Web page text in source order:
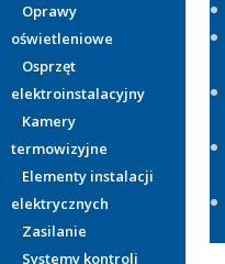
Oprawy
oświetleniowe
Osprzęt
elektroinstalacyjny
Kamery
termowizyjne
Elementy instalacji
elektrycznych
Zasilanie
Systemy kontroli